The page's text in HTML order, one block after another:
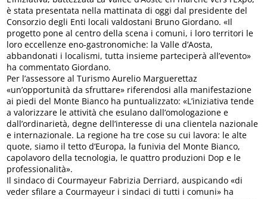
è stata presentata nella mattinata di oggi dal presidente del
Consorzio degli Enti locali valdostani Bruno Giordano. «Il
progetto pone al centro della scena i comuni, i loro territori le
loro eccellenze eno-gastronomiche: la Valle d’Aosta,
abbandonati i localismi, tutta insieme parteciperà all’evento»
ha commentato Giordano.
Per l’assessore al Turismo Aurelio Marguerettaz
«un’opportunità da sfruttare» riferendosi alla manifestazione
ai piedi del Monte Bianco ha puntualizzato: «L’iniziativa tende
a valorizzare le attività che esulano dall’omologazione e
dall’ordinarietà, degne dell’interesse di una clientela nazionale
e internazionale. La regione ha tre cose su cui lavora: le alte
quote, siamo il tetto d’Europa, la funivia del Monte Bianco,
capolavoro della tecnologia, le quattro produzioni Dop e le
professionalità».
Il sindaco di Courmayeur Fabrizia Derriard, auspicando «di
veder sfilare a Courmayeur i sindaci di tutti i comuni» ha